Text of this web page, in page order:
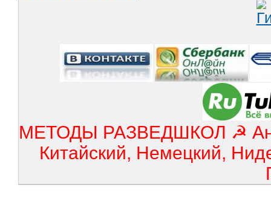
МЕТОДЫ РАЗВЕДШКОЛ ☭
Китайский, Немецкий,